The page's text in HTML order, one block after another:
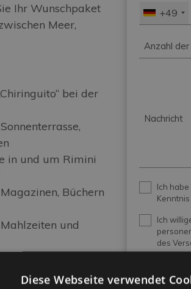
Ihr Wunschpaket
Meer,
bei der
in und um Rimini
Büchern
und
und
Telefon
+49
Zimmer
Nachricht
Privacy*
Ich habe
Ich
des
Diese Webseite verwendet